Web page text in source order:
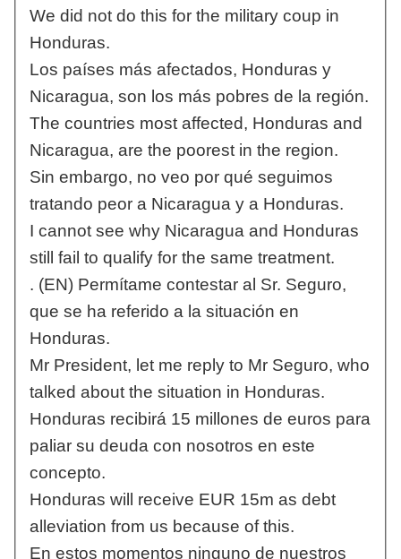
We did not do this for the military coup in
Honduras.
Los países más afectados, Honduras y
Nicaragua, son los más pobres de la región.
The countries most affected, Honduras and
Nicaragua, are the poorest in the region.
Sin embargo, no veo por qué seguimos
tratando peor a Nicaragua y a Honduras.
I cannot see why Nicaragua and Honduras
still fail to qualify for the same treatment.
. (EN) Permítame contestar al Sr. Seguro,
que se ha referido a la situación en
Honduras.
Mr President, let me reply to Mr Seguro, who
talked about the situation in Honduras.
Honduras recibirá 15 millones de euros para
paliar su deuda con nosotros en este
concepto.
Honduras will receive EUR 15m as debt
alleviation from us because of this.
En estos momentos ninguno de nuestros